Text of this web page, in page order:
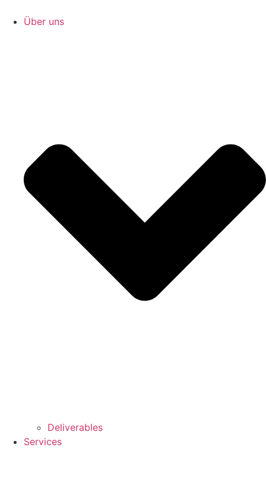
Inhalt Über uns
Deliverables
Services